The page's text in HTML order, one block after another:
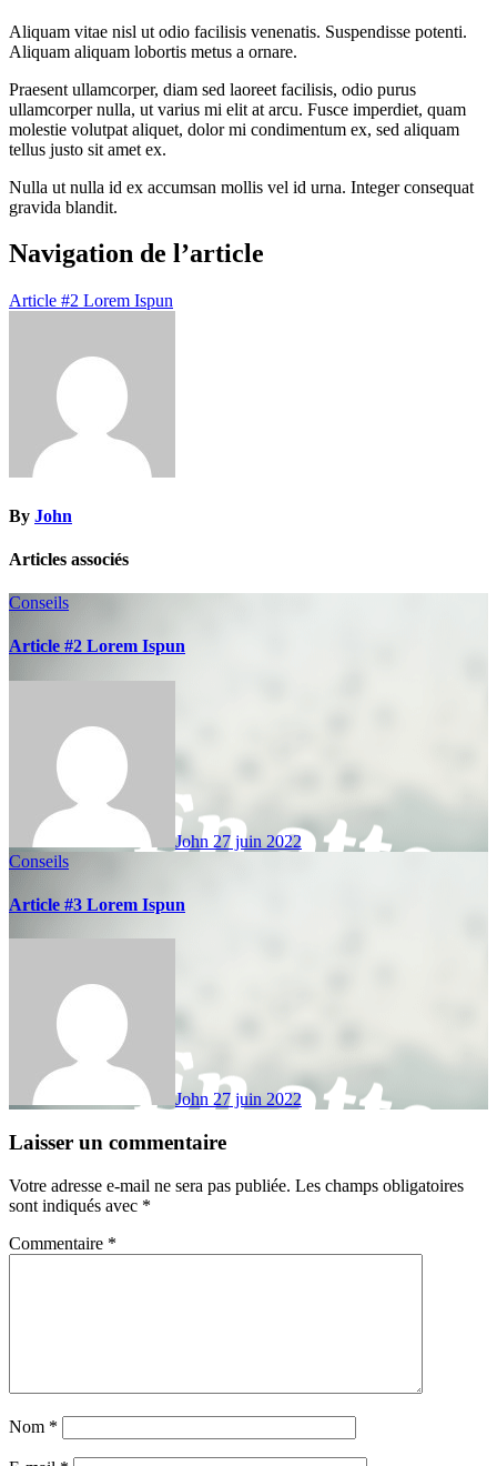
Aliquam vitae nisl ut odio facilisis venenatis. Suspendisse potenti.
Aliquam aliquam lobortis metus a ornare.
Praesent ullamcorper, diam sed laoreet facilisis, odio purus
ullamcorper nulla, ut varius mi elit at arcu. Fusce imperdiet, quam
molestie volutpat aliquet, dolor mi condimentum ex, sed aliquam
tellus justo sit amet ex.
Nulla ut nulla id ex accumsan mollis vel id urna. Integer consequat
gravida blandit.
Navigation de l’article
Article #2 Lorem Ispun
By John
Articles associés
Conseils
Article #2 Lorem Ispun
John 27 juin 2022
Conseils
Article #3 Lorem Ispun
John 27 juin 2022
Laisser un commentaire
Votre adresse e-mail ne sera pas publiée. Les champs obligatoires
sont indiqués avec *
Commentaire *
Nom *